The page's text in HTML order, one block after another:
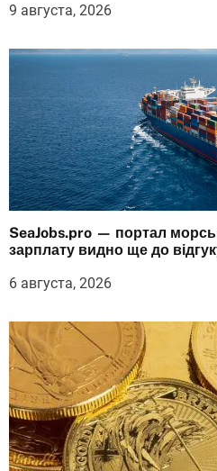
9 августа, 2026
SeaJobs.pro — портал
зарплату видно ще до
6 августа, 2026